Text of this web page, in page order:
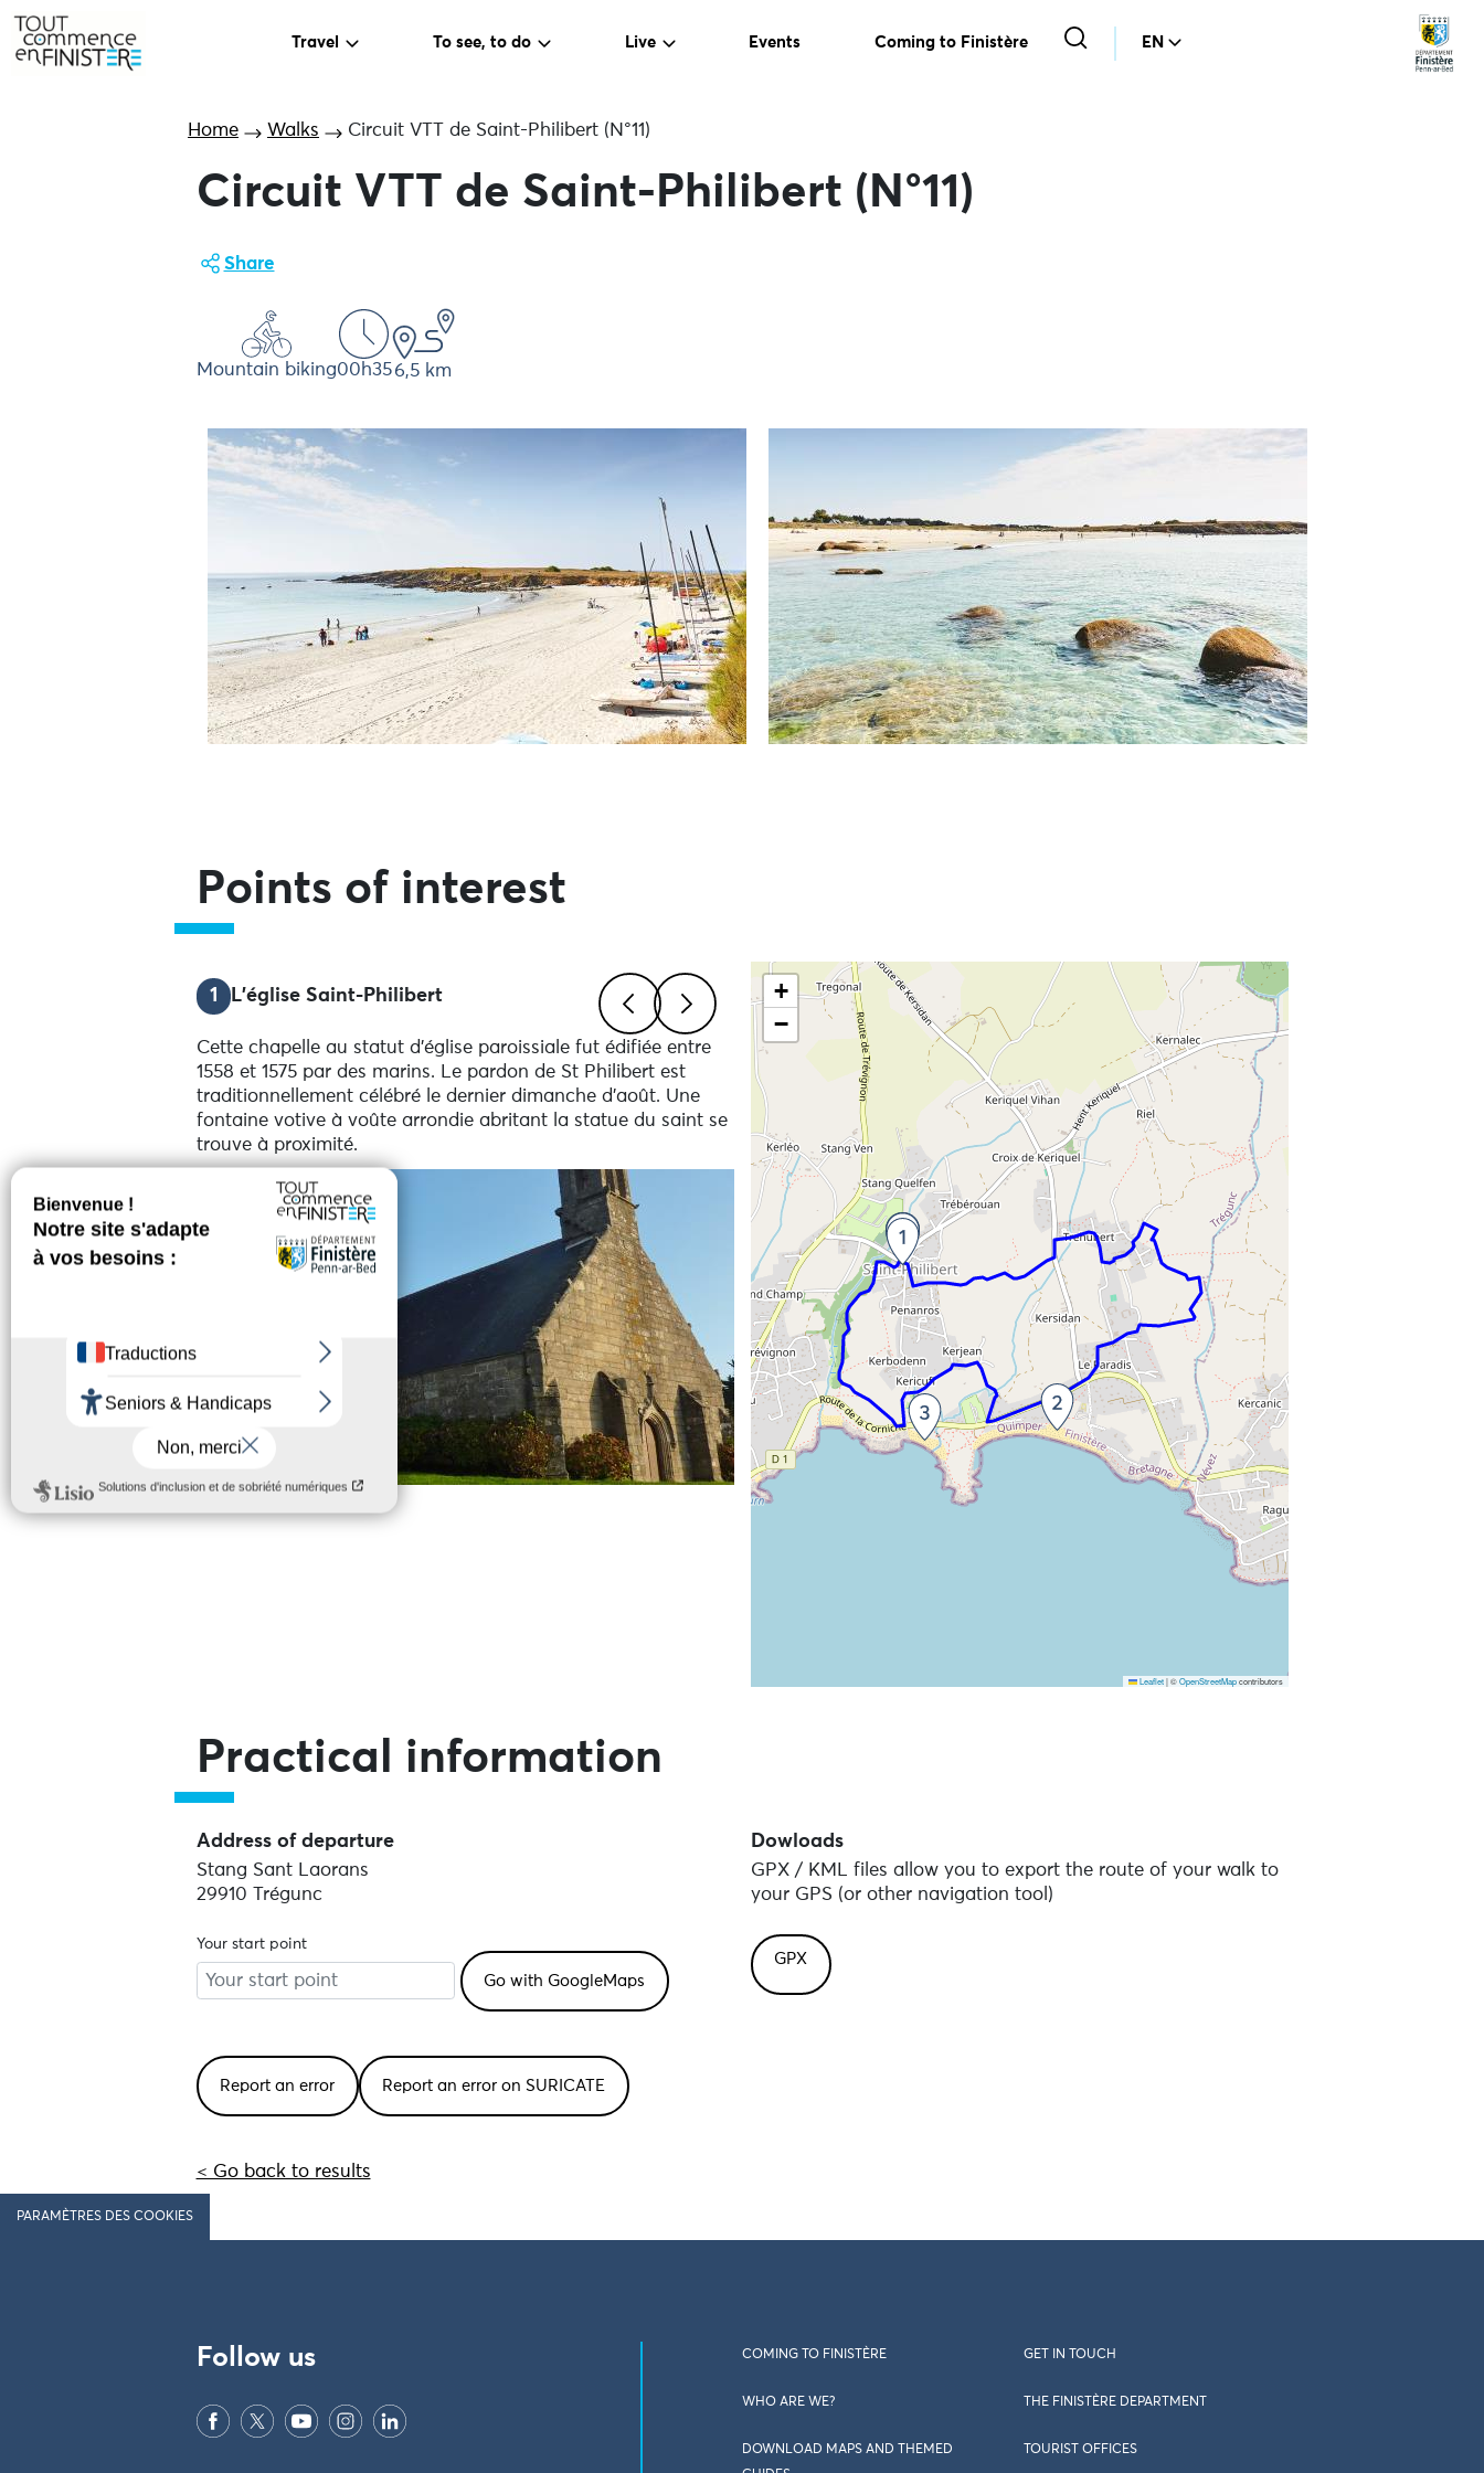
Travel To see, to do Live Events Coming to Finistère EN
Home Walks Circuit VTT de Saint-Philibert (N°11)
Circuit VTT de Saint-Philibert (N°11)
Share
Mountain biking00h35 6,5 km
Points of interest
PreviousNext
1 L'église Saint-Philibert
Cette chapelle au statut d'église paroissiale fut édifiée entre
1558 et 1575 par des marins. Le pardon de St Philibert est
traditionnellement célébré le dernier dimanche d’août. Une
fontaine votive à voûte arrondie abritant la statue du saint se
trouve à proximité.
Skip the map and go straight to the information
+
−
Leaflet |©OpenStreetMapcontributors
Practical information
Address of departure
Stang Sant Laorans
29910 Trégunc
Your start point
Dowloads
GPX / KML files allow you to export the route of your walk to
your GPS (or other navigation tool)
GPX
Report an error Report an error on SURICATE
< Go back to results
PARAMÈTRES DES COOKIES
Follow us COMING TO FINISTÈRE GET IN TOUCH
WHO ARE WE? THE FINISTÈRE DEPARTMENT
DOWNLOAD MAPS AND THEMED
TOURIST OFFICES